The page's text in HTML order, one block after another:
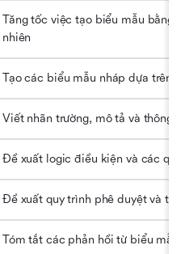
Tăng tốc việc tạo biểu mẫu bằng
nhiên
Tạo các biểu mẫu nháp dựa trên
Viết nhãn trường, mô tả và thông
Đề xuất logic điều kiện và các
Đề xuất quy trình phê duyệt và
Tóm tắt các phản hồi từ biểu mẫu